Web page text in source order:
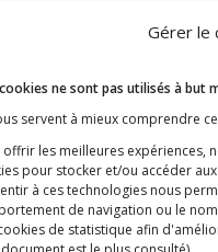
Gérer le
ne sont pas utilisés à but
servent à mieux comprendre
offrir les meilleures expériences,
pour stocker et/ou accéder
à ces technologies nous
de navigation ou le
de statistique afin
dans La
pour le voir en